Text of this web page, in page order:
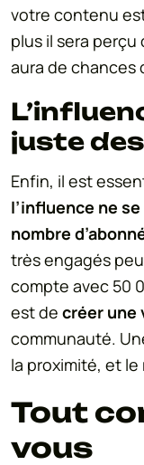
votre contenu
plus il sera
aura de chances
juste
Enfin, il est
l’influence ne
nombre
très engagés
compte avec 50
est de créer une
communauté.
la proximité, et
Tout
vous